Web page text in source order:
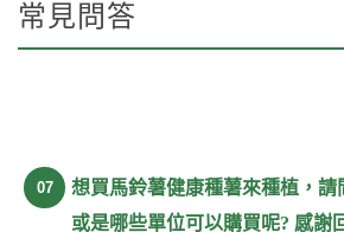
常見問答
07
想買馬鈴薯健康種薯來種植，請
或是哪些單位可以購買呢? 感謝